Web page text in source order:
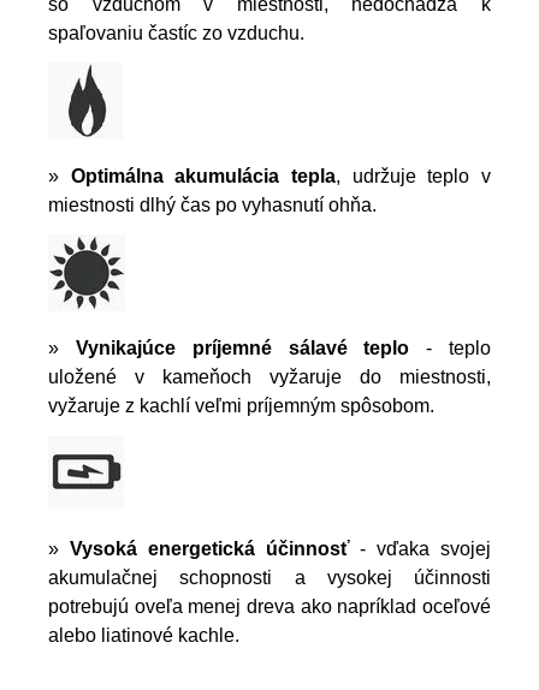
so vzduchom v miestnosti, nedochádza k
spaľovaniu častíc zo vzduchu.
» Optimálna akumulácia tepla, udržuje teplo v
miestnosti dlhý čas po vyhasnutí ohňa.
» Vynikajúce príjemné sálavé teplo - teplo
uložené v kameňoch vyžaruje do miestnosti,
vyžaruje z kachlí veľmi príjemným spôsobom.
» Vysoká energetická účinnosť- vďaka svojej
akumulačnej schopnosti a vysokej účinnosti
potrebujú oveľa menej dreva ako napríklad oceľové
alebo liatinové kachle.